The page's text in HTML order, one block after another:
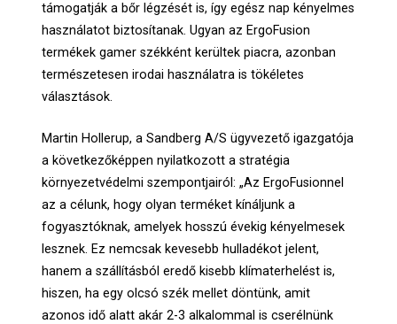
támogatják a bőr légzését is, így egész nap kényelmes
használatot biztosítanak. Ugyan az ErgoFusion
termékek gamer székként kerültek piacra, azonban
természetesen irodai használatra is tökéletes
választások.
Martin Hollerup, a Sandberg A/S ügyvezető igazgatója
a következőképpen nyilatkozott a stratégia
környezetvédelmi szempontjairól: „Az ErgoFusionnel
az a célunk, hogy olyan terméket kínáljunk a
fogyasztóknak, amelyek hosszú évekig kényelmesek
lesznek. Ez nemcsak kevesebb hulladékot jelent,
hanem a szállításból eredő kisebb klímaterhelést is,
hiszen, ha egy olcsó szék mellet döntünk, amit
azonos idő alatt akár 2-3 alkalommal is cserélnünk